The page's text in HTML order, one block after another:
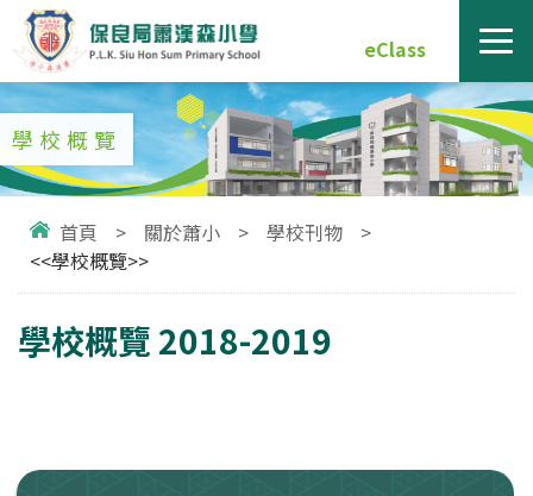
eClass
學校概覽
首頁 > 關於蕭小 > 學校刊物
>
<<學校概覽>>
學校概覽 2018-2019